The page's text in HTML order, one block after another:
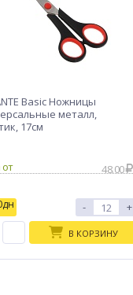
Basic Ножницы
металл,
17см
48.00
- +
В КОРЗИНУ